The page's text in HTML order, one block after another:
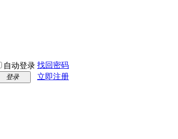
自动登录 找回密码
登录 立即注册